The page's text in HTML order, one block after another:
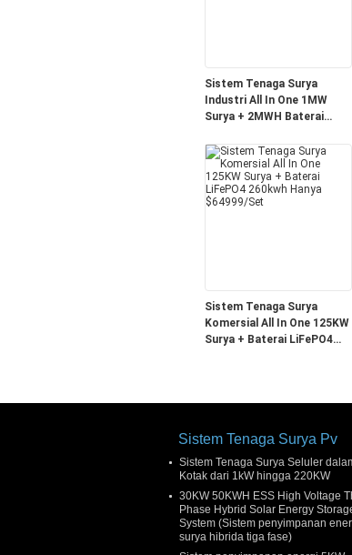
Sistem Tenaga Surya
Industri All In One 1MW
Surya + 2MWH Baterai
$399.999/Set
Sistem Tenaga Surya
Komersial All In One 125KW
Surya + Baterai LiFePO4
Sistem Tenaga Surya Pv
Sistem Tenaga Surya Seluler
Kotak dari 1kW hingga 220KW
30KW 50KWH ESS High Voltage
Phase Hybrid Solar Energy
System (Sistem penyimpanan
surya hibrida tiga fase)